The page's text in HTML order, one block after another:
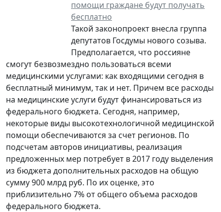
помощи граждане будут получать
бесплатно
Такой законопроект внесла группа
депутатов Госдумы нового созыва.
Предполагается, что россияне
смогут безвозмездно пользоваться всеми
медицинскими услугами: как входящими сегодня в
бесплатный минимум, так и нет. Причем все расходы
на медицинские услуги будут финансироваться из
федерального бюджета. Сегодня, например,
некоторые виды высокотехнологичной медицинской
помощи обеспечиваются за счет регионов. По
подсчетам авторов инициативы, реализация
предложенных мер потребует в 2017 году выделения
из бюджета дополнительных расходов на общую
сумму 900 млрд руб. По их оценке, это
приблизительно 7% от общего объема расходов
федерального бюджета.